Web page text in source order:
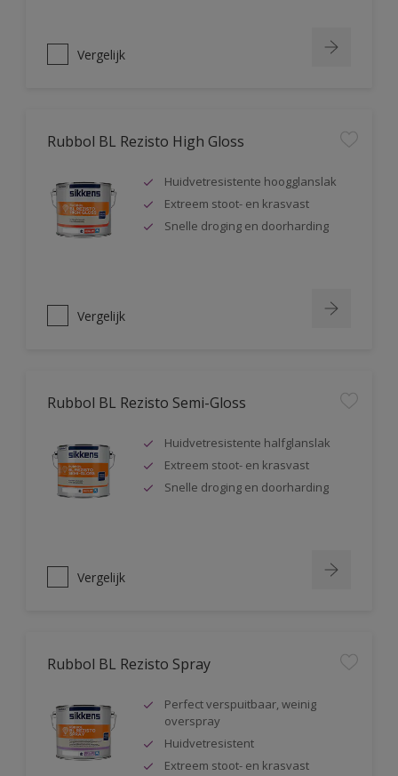
Vergelijk
Rubbol BL Rezisto High Gloss
Huidvetresistente hoogglanslak
Extreem stoot- en krasvast
Snelle droging en doorharding
Vergelijk
Rubbol BL Rezisto Semi-Gloss
Huidvetresistente halfglanslak
Extreem stoot- en krasvast
Snelle droging en doorharding
Vergelijk
Rubbol BL Rezisto Spray
Perfect verspuitbaar, weinig
overspray
Huidvetresistent
Extreem stoot- en krasvast